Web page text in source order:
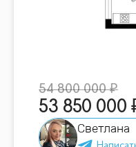
54 800 000
53 850 000
Светлана